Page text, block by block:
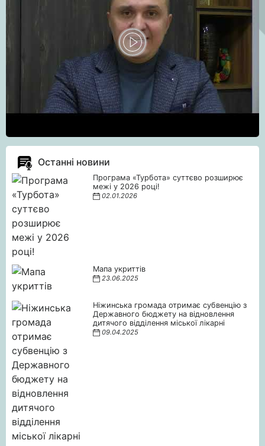
Останні новини
Програма «Турбота» суттєво розширює
межі у 2026 році!
02.01.2026
Мапа укриттів
23.06.2025
Ніжинська громада отримає субвенцію з
Державного бюджету на відновлення
дитячого відділення міської лікарні
09.04.2025